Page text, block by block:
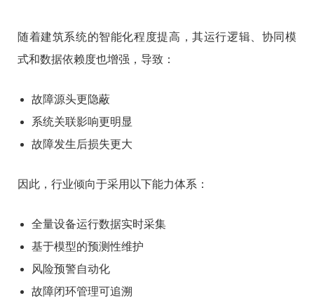
随着建筑系统的智能化程度提高，其运行逻辑、协同模
式和数据依赖度也增强，导致：
故障源头更隐蔽
系统关联影响更明显
故障发生后损失更大
因此，行业倾向于采用以下能力体系：
全量设备运行数据实时采集
基于模型的预测性维护
风险预警自动化
故障闭环管理可追溯